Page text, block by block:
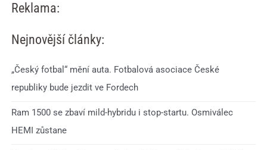
Reklama:
Nejnovější články:
„Český fotbal“ mění auta. Fotbalová asociace České
republiky bude jezdit ve Fordech
Ram 1500 se zbaví mild-hybridu i stop-startu. Osmiválec
HEMI zůstane